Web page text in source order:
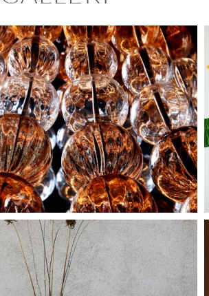
BLÄDDRA I GALLERI